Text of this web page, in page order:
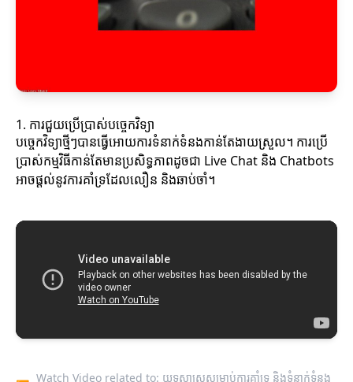
1. ការជួយប្រើប្រាស់បច្ចេកវិទ្យា
បច្ចេកវិទ្យាថ្មីៗបានធ្វើអោយការទំនាក់ទំនងកាន់តែងាយស្រួល។ ការប្រើ
ប្រាស់កម្មវិធីកាន់តែមានប្រសិទ្ធភាពដូចជា Live Chat និង Chatbots
អាចផ្តល់នូវការគាំទ្រដែលលឿន និងឆាប់ចាំ។
Watch Video related to: យុទ្ធសាស្ត្រសម្រាប់ការគាំទ្រ និងទំនាក់ទំនង